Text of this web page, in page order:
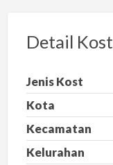
r
n
m
a
s
Detail Kost
Jenis Kost
Kota
Kecamatan
Kelurahan